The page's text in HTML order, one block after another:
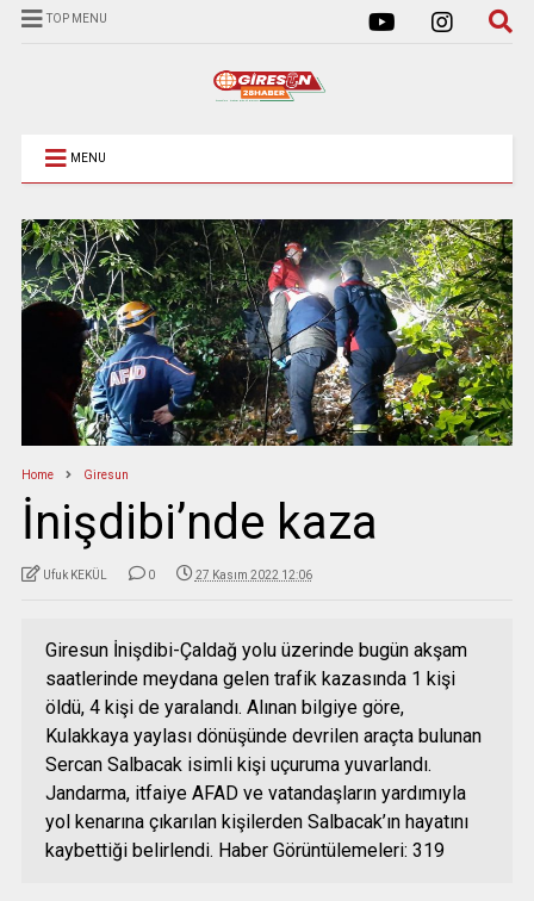
TOP MENU
MENU
Home Giresun
İnişdibi’nde kaza
Ufuk KEKÜL 0 27 Kasım 2022 12:06
Giresun İnişdibi-Çaldağ yolu üzerinde bugün akşam
saatlerinde meydana gelen trafik kazasında 1 kişi
öldü, 4 kişi de yaralandı. Alınan bilgiye göre,
Kulakkaya yaylası dönüşünde devrilen araçta bulunan
Sercan Salbacak isimli kişi uçuruma yuvarlandı.
Jandarma, itfaiye AFAD ve vatandaşların yardımıyla
yol kenarına çıkarılan kişilerden Salbacak’ın hayatını
kaybettiği belirlendi. Haber Görüntülemeleri: 319